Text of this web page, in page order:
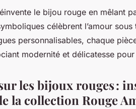
le bijou rouge en mêlant
célèbrent l’amour
personnalisables, chaque
modernité et délicatesse
les bijoux rouges :
la collection Rouge